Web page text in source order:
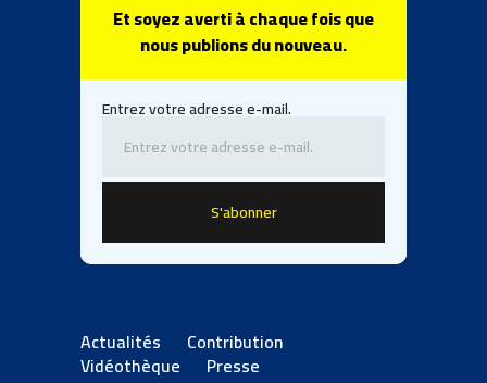
Et soyez averti à chaque fois que
nous publions du nouveau.
Entrez votre adresse e-mail.
Actualités Contribution
Vidéothèque Presse